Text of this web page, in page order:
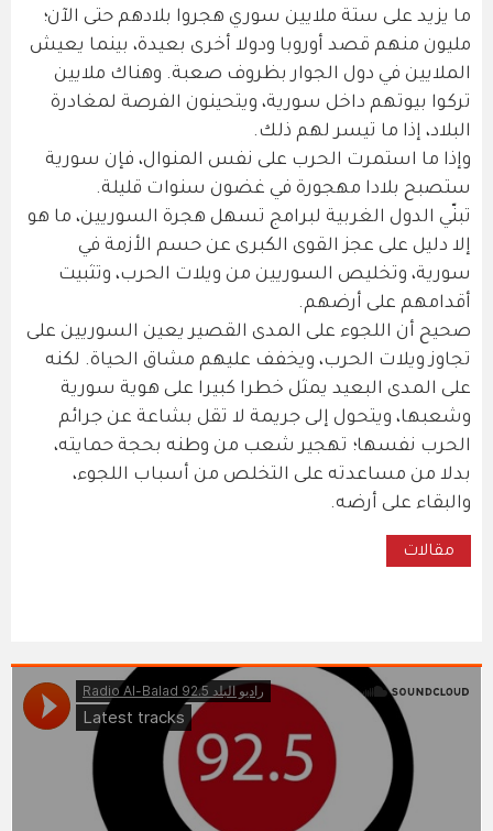
ما يزيد على ستة ملايين سوري هجروا بلادهم حتى الآن؛
مليون منهم قصد أوروبا ودولا أخرى بعيدة، بينما يعيش
الملايين في دول الجوار بظروف صعبة. وهناك ملايين
تركوا بيوتهم داخل سورية، ويتحينون الفرصة لمغادرة
البلاد، إذا ما تيسر لهم ذلك.
وإذا ما استمرت الحرب على نفس المنوال، فإن سورية
ستصبح بلادا مهجورة في غضون سنوات قليلة.
تبنّي الدول الغربية لبرامج تسهل هجرة السوريين، ما هو
إلا دليل على عجز القوى الكبرى عن حسم الأزمة في
سورية، وتخليص السوريين من ويلات الحرب، وتثبيت
أقدامهم على أرضهم.
صحيح أن اللجوء على المدى القصير يعين السوريين على
تجاوز ويلات الحرب، ويخفف عليهم مشاق الحياة. لكنه
على المدى البعيد يمثل خطرا كبيرا على هوية سورية
وشعبها، ويتحول إلى جريمة لا تقل بشاعة عن جرائم
الحرب نفسها؛ تهجير شعب من وطنه بحجة حمايته،
بدلا من مساعدته على التخلص من أسباب اللجوء،
والبقاء على أرضه.
مقالات